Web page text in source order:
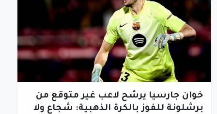
خوان جارسيا يرشح لاعب غير متوقع من
برشلونة للفوز بالكرة الذهبية: شجاع ولا